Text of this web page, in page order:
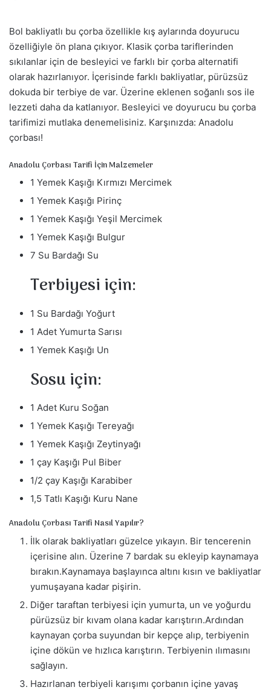
e
p
o
s
t
a
n
d
e
e
k
Bol bakliyatlı bu çorba özellikle kış aylarında doyurucu
özelliğiyle ön plana çıkıyor. Klasik çorba tariflerinden
sıkılanlar için de besleyici ve farklı bir çorba alternatifi
olarak hazırlanıyor. İçerisinde farklı bakliyatlar, pürüzsüz
dokuda bir terbiye de var. Üzerine eklenen soğanlı sos ile
lezzeti daha da katlanıyor. Besleyici ve doyurucu bu çorba
tarifimizi mutlaka denemelisiniz. Karşınızda: Anadolu
çorbası!
Anadolu Çorbası Tarifi İçin Malzemeler
1 Yemek Kaşığı Kırmızı Mercimek
1 Yemek Kaşığı Pirinç
1 Yemek Kaşığı Yeşil Mercimek
1 Yemek Kaşığı Bulgur
7 Su Bardağı Su
Terbiyesi için:
1 Su Bardağı Yoğurt
1 Adet Yumurta Sarısı
1 Yemek Kaşığı Un
Sosu için:
1 Adet Kuru Soğan
1 Yemek Kaşığı Tereyağı
1 Yemek Kaşığı Zeytinyağı
1 çay Kaşığı Pul Biber
1/2 çay Kaşığı Karabiber
1,5 Tatlı Kaşığı Kuru Nane
Anadolu Çorbası Tarifi Nasıl Yapılır?
İlk olarak bakliyatları güzelce yıkayın. Bir tencerenin
içerisine alın. Üzerine 7 bardak su ekleyip kaynamaya
bırakın.Kaynamaya başlayınca altını kısın ve bakliyatlar
yumuşayana kadar pişirin.
Diğer taraftan terbiyesi için yumurta, un ve yoğurdu
pürüzsüz bir kıvam olana kadar karıştırın.Ardından
kaynayan çorba suyundan bir kepçe alıp, terbiyenin
içine dökün ve hızlıca karıştırın. Terbiyenin ılımasını
sağlayın.
Hazırlanan terbiyeli karışımı çorbanın içine yavaş